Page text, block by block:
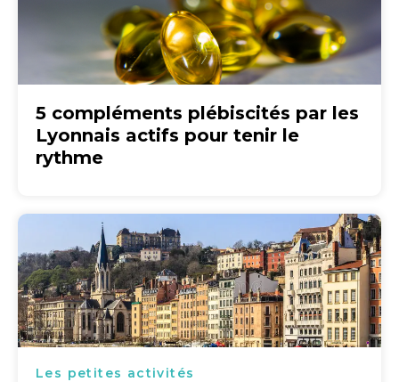
5 compléments plébiscités par les
Lyonnais actifs pour tenir le
rythme
Les petites activités